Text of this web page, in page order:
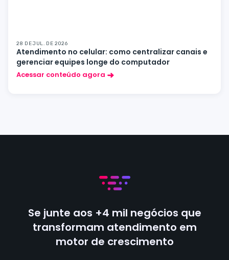
28 DE JUL. DE 2026
Atendimento no celular: como centralizar canais e
gerenciar equipes longe do computador
Acessar conteúdo agora
Se junte aos +4 mil negócios que
transformam atendimento em
motor de crescimento